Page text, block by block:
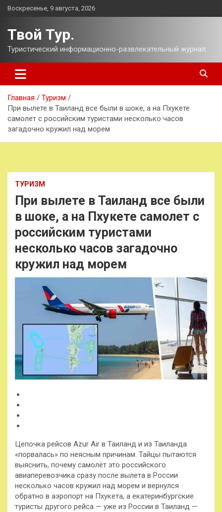
Перейти
Воскресенье, 9 августа, 2026
Твой Тур.
Туристический информационно-развлекательный журнал.
Главная
Туризм
При вылете в Таиланд все были в шоке, а на Пхукете
самолет с российским туристами несколько часов
загадочно кружил над морем
ТУРИЗМ
При вылете в Таиланд все были
в шоке, а на Пхукете самолет с
российским туристами
несколько часов загадочно
кружил над морем
Цепочка рейсов Azur Air в Таиланд и из Таиланда
«порвалась» по неясным причинам. Тайцы пытаются
выяснить, почему самолёт это российского
авиаперевозчика сразу после вылета в России
несколько часов кружил над морем и вернулся
обратно в аэропорт на Пхукета, а екатеринбургские
туристы другого рейса — уже из России в Таиланд —